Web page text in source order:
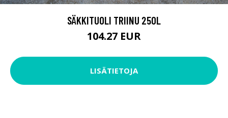
SÄKKITUOLI TRIINU 250L
104.27 EUR
LISÄTIETOJA